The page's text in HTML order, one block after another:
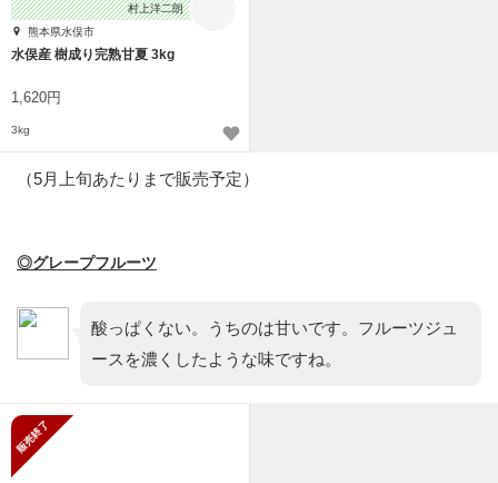
村上洋二朗
熊本県水俣市
水俣産 樹成り完熟甘夏 3kg
1,620円
3kg
（5月上旬あたりまで販売予定）
◎グレープフルーツ
酸っぱくない。うちのは甘いです。フルーツジュ
ースを濃くしたような味ですね。